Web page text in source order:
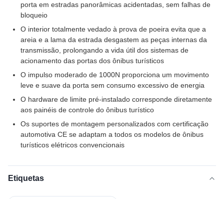
porta em estradas panorâmicas acidentadas, sem falhas de
bloqueio
O interior totalmente vedado à prova de poeira evita que a
areia e a lama da estrada desgastem as peças internas da
transmissão, prolongando a vida útil dos sistemas de
acionamento das portas dos ônibus turísticos
O impulso moderado de 1000N proporciona um movimento
leve e suave da porta sem consumo excessivo de energia
O hardware de limite pré-instalado corresponde diretamente
aos painéis de controle do ônibus turístico
Os suportes de montagem personalizados com certificação
automotiva CE se adaptam a todos os modelos de ônibus
turísticos elétricos convencionais
Etiquetas